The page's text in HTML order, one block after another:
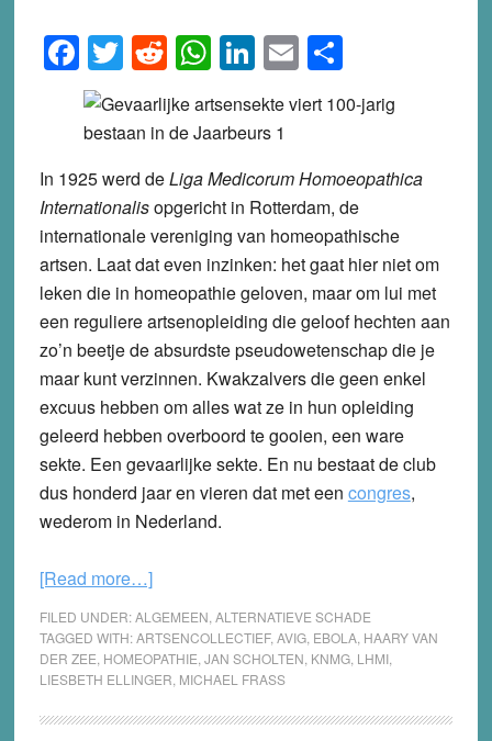
Facebook
Twitter
Reddit
WhatsApp
LinkedIn
EmailShare
In 1925 werd deLiga Medicorum Homoeopathica
Internationalisopgericht in Rotterdam, de
internationale vereniging van homeopathische
artsen. Laat dat even inzinken: het gaat hier niet om
leken die in homeopathie geloven, maar om lui met
een reguliere artsenopleiding die geloof hechten aan
zo’n beetje de absurdste pseudowetenschap die je
maar kunt verzinnen. Kwakzalvers die geen enkel
excuus hebben om alles wat ze in hun opleiding
geleerd hebben overboord te gooien, een ware
sekte. Een gevaarlijke sekte. En nu bestaat de club
dus honderd jaar en vieren dat met een congres,
wederom in Nederland.
[Read more…]about
artsensekte
viert
100-
jarig
FILED UNDER:ALGEMEEN ALTERNATIEVE SCHADE
TAGGED WITH:ARTSENCOLLECTIEF, AVIG, EBOLA, HAARY VAN
DER ZEE HOMEOPATHIE JAN SCHOLTEN KNMG, LHMI,
LIESBETH ELLINGER MICHAEL FRASS